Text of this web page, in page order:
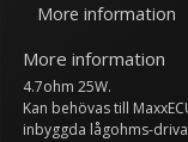
More information
More information
4.7ohm 25W.
Kan behövas till
inbyggda lågohms-